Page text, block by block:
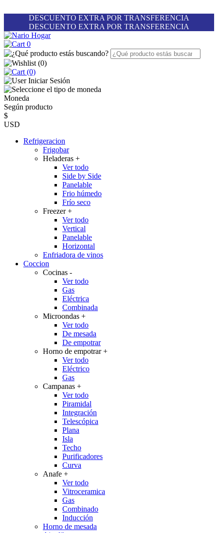
DESCUENTO EXTRA POR TRANSFERENCIA
DESCUENTO EXTRA POR TRANSFERENCIA
0
(0)
(0)
Iniciar Sesión
Moneda
Según producto
$
USD
Refrigeracion
Frigobar
Heladeras +
Ver todo
Side by Side
Panelable
Frio húmedo
Frío seco
Freezer+
Ver todo
Vertical
Panelable
Horizontal
Enfriadora de vinos
Coccion
Cocinas -
Ver todo
Gas
Eléctrica
Combinada
Microondas +
Ver todo
De mesada
De empotrar
Horno de empotrar+
Ver todo
Eléctrico
Gas
Campanas +
Ver todo
Piramidal
Integración
Telescópica
Plana
Isla
Techo
Purificadores
Curva
Anafe +
Ver todo
Vitroceramica
Gas
Combinado
Inducción
Horno de mesada